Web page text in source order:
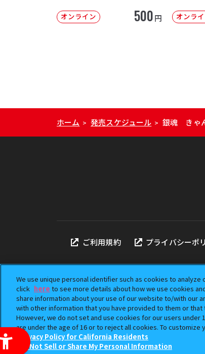
オンライン 500円 オンラ
ホーム > 発売スケジュール > 銀魂 きゃ
ご利用規約 プライバシーポ
本サイトに掲載さ
「ガシャポン」は
©BANDAI
We use unique personal identifier such as cookies to
click here to see more details about how we use cookies
share information about your use of our website to/with our
with other information that you have provided to them or
However, we do not set and use cookies for our users under
are under the age of 16 or to reject all cookies. To
Privacy Policy for California Residents
Do Not Sell or Share My Personal Information